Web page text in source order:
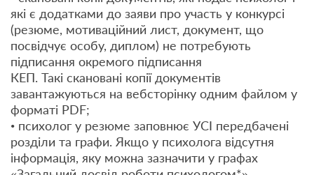
які є додатками до заяви про участь у конкурсі
(резюме, мотиваційний лист, документ, що
посвідчує особу, диплом) не потребують
підписання окремого підписання
КЕП. Такі скановані копії документів
завантажуються на вебсторінку одним файлом у
форматі PDF;
• психолог у резюме заповнює УСІ передбачені
розділи та графи. Якщо у психолога відсутня
інформація, яку можна зазначити у графах